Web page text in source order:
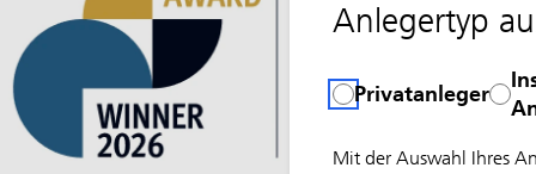
Anlegertyp
Privatanleger
Mit der Auswahl Ihres